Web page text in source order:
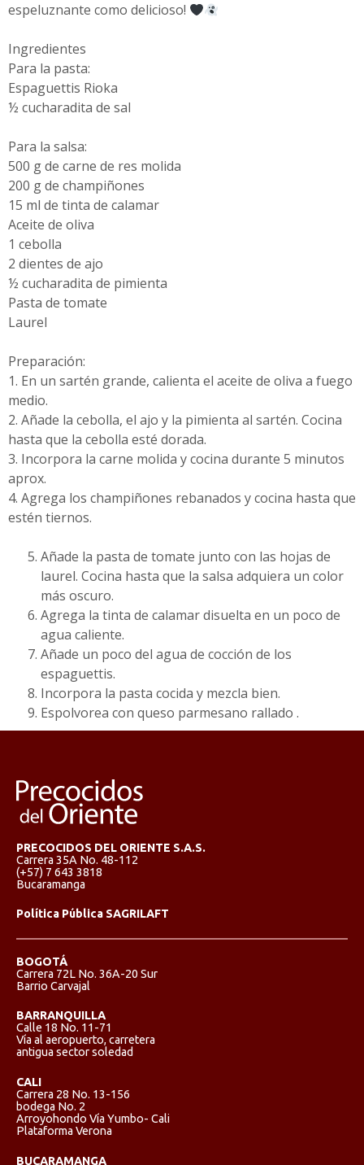
espeluznante como delicioso!
Ingredientes
Para la pasta:
Espaguettis Rioka
½ cucharadita de sal
Para la salsa:
500 g de carne de res molida
200 g de champiñones
15 ml de tinta de calamar
Aceite de oliva
1 cebolla
2 dientes de ajo
½ cucharadita de pimienta
Pasta de tomate
Laurel
Preparación:
1. En un sartén grande, calienta el aceite de oliva a fuego
medio.
2. Añade la cebolla, el ajo y la pimienta al sartén. Cocina
hasta que la cebolla esté dorada.
3. Incorpora la carne molida y cocina durante 5 minutos
aprox.
4. Agrega los champiñones rebanados y cocina hasta que
estén tiernos.
Añade la pasta de tomate junto con las hojas de
laurel. Cocina hasta que la salsa adquiera un color
más oscuro.
Agrega la tinta de calamar disuelta en un poco de
agua caliente.
Añade un poco del agua de cocción de los
espaguettis.
Incorpora la pasta cocida y mezcla bien.
Espolvorea con queso parmesano rallado .
PRECOCIDOS DEL ORIENTE S.A.S.
Carrera 35A No. 48-112
(+57) 7 643 3818
Bucaramanga
Política Pública SAGRILAFT
BOGOTÁ
Carrera 72L No. 36A-20 Sur
Barrio Carvajal
BARRANQUILLA
Calle 18 No. 11-71
Vía al aeropuerto, carretera
antigua sector soledad
CALI
Carrera 28 No. 13-156
bodega No. 2
Arroyohondo Vía Yumbo- Cali
Plataforma Verona
BUCARAMANGA